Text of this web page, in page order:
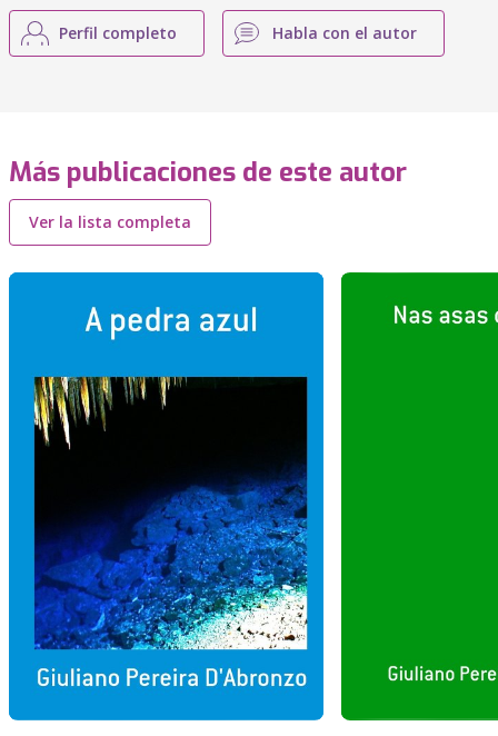
Perfil completo Habla con el autor
Más publicaciones de este autor
Ver la lista completa